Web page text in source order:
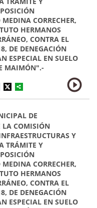
CORRECHER,
HERMANOS
CONTRA EL
DE DENEGACIÓN
ESPECIAL EN SUELO
MAIMÓN".-
DE
LA COMISIÓN
Y
TRÁMITE Y
CORRECHER,
HERMANOS
CONTRA EL
DE DENEGACIÓN
ESPECIAL EN SUELO